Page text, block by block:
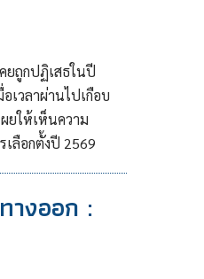
ยถูกปฏิเสธในปี
เวลาผ่านไปเกือบ
ยให้เห็นความ
เลือกตั้งปี 2569
างออก :